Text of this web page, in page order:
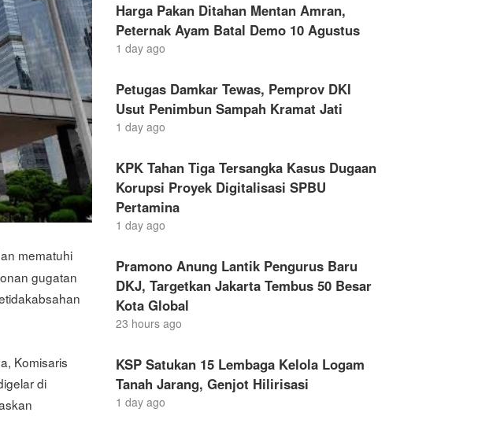
mematuhi
gugatan
Komisaris
di
Harga Pakan Ditahan Mentan Amran,
Peternak Ayam Batal Demo 10 Agustus
1 day ago
Petugas Damkar Tewas, Pemprov DKI
Usut Penimbun Sampah Kramat Jati
1 day ago
KPK Tahan Tiga Tersangka Kasus Dugaan
Korupsi Proyek Digitalisasi SPBU
Pertamina
1 day ago
Pramono Anung Lantik Pengurus Baru
DKJ, Targetkan Jakarta Tembus 50 Besar
Kota Global
23 hours ago
KSP Satukan 15 Lembaga Kelola Logam
Tanah Jarang, Genjot Hilirisasi
1 day ago